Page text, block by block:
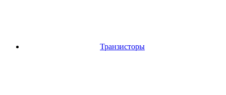
Транзисторы